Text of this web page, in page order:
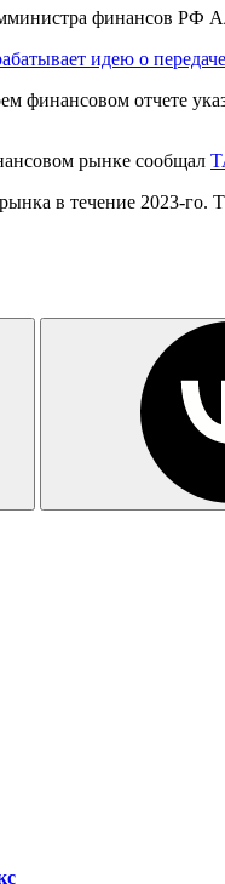
финансов РФ
идею о
финансовом отчете
рынке сообщал
в течение 2023-